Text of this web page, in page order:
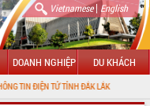
Vietnamese| English
DOANH NGHIỆP DU KHÁCH
TỬ TỈNH ĐẮK LẮK